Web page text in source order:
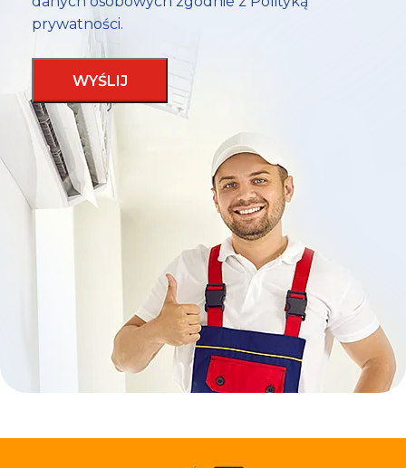
prywatności.